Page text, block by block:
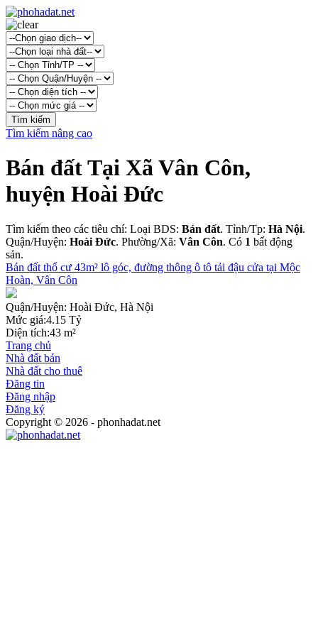
Tìm kiếm nâng cao
Bán đất Tại Xã Vân Côn,
huyện Hoài Đức
Tìm kiếm theo các tiêu chí: Loại BDS: Bán đất. Tỉnh/Tp: Hà Nội.
Quận/Huyện: Hoài Đức. Phường/Xã: Vân Côn. Có 1 bất động
sản.
Bán đất thổ cư 43m² lô góc, đường thông ô tô tải đậu cửa tại Mộc
Hoàn, Vân Côn
Quận/Huyện: Hoài Đức, Hà Nội
Mức giá:4.15 Tỷ
Diện tích:43 m²
Trang chủ
Nhà đất bán
Nhà đất cho thuê
Đăng tin
Đăng nhập
Đăng ký
Copyright © 2026 - phonhadat.net